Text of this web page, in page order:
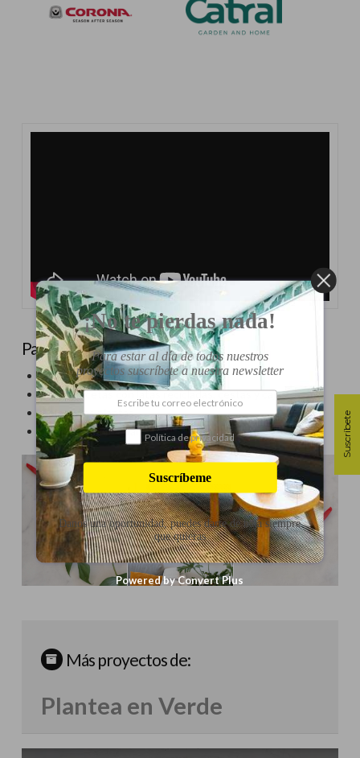
Paso a paso
Atornillar la celosía en la pared
Crear macetas con latas recicladas, cestas y cajas
Colocar las plantas
Cortar esquejes para crear más plantas
Más proyectos de:
Plantea en Verde
Suscríbete
¡No te pierdas nada!
Para estar al día de todos nuestros
proyectos suscríbete a nuestra newsletter
Política de privacidad
Suscríbeme
Danos una oportunidad, puedes darte de baja siempre
que quieras
Powered by Convert Plus